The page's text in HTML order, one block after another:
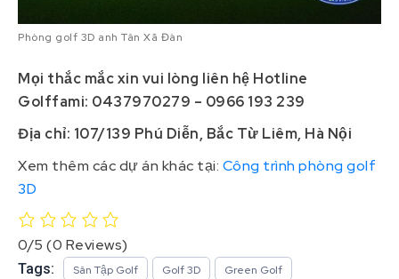
Phòng golf 3D anh Tân Xã Đàn
Mọi thắc mắc xin vui lòng liên hệ Hotline
Golffami: 0437970279 – 0966 193 239
Địa chỉ: 107/139 Phú Diễn, Bắc Từ Liêm, Hà Nội
Xem thêm các dự án khác tại: Công trình phòng golf
3D
0/5 (0 Reviews)
Tags: Sân Tập Golf Golf 3D Green Golf